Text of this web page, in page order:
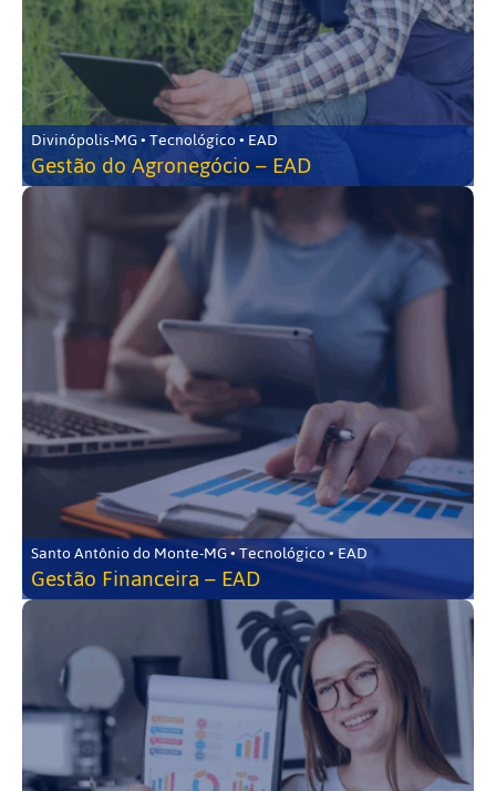
Divinópolis-MG • Tecnológico • EAD
Gestão do Agronegócio – EAD
Santo Antônio do Monte-MG • Tecnológico • EAD
Gestão Financeira – EAD